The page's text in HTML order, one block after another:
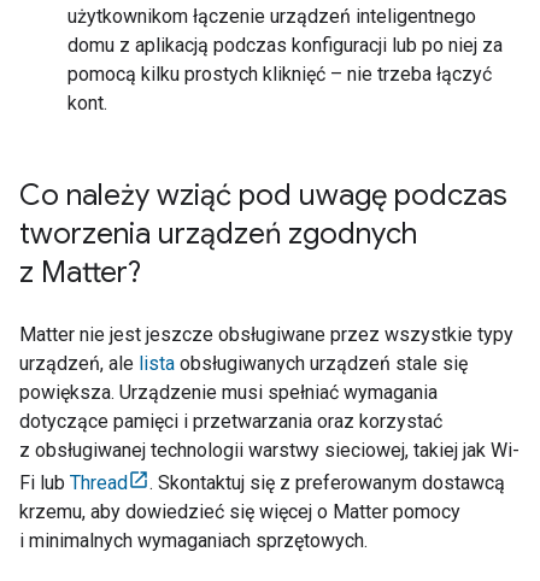
użytkownikom łączenie urządzeń inteligentnego
domu z aplikacją podczas konfiguracji lub po niej za
pomocą kilku prostych kliknięć – nie trzeba łączyć
kont.
Co należy wziąć pod uwagę podczas
tworzenia urządzeń zgodnych
z Matter?
Matter nie jest jeszcze obsługiwane przez wszystkie typy
urządzeń, ale lista obsługiwanych urządzeń stale się
powiększa. Urządzenie musi spełniać wymagania
dotyczące pamięci i przetwarzania oraz korzystać
z obsługiwanej technologii warstwy sieciowej, takiej jak Wi-
Fi lub Thread
. Skontaktuj się z preferowanym dostawcą
krzemu, aby dowiedzieć się więcej o Matter pomocy
i minimalnych wymaganiach sprzętowych.